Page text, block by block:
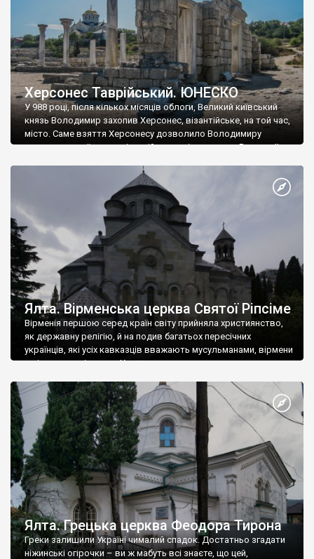
Херсонес Таврійський. ЮНЕСКО
У 988 році, після кількох місяців облоги, Великий київський
князь Володимир захопив Херсонес, візантійське, на той час,
місто. Саме взяття Херсонесу дозволило Володимиру
диктувати свої умови візантійському імператору Василю ІІ, та
Херсонесі Володимир-язичник, став Василем-християнином.
А потім було Хрещення Русі. На честь Херсонесу Таврійського
Ялта. Вірменська церква Святої Ріпсіме
Вірменія першою серед країн світу прийняла християнство,
як державну релігію, й на подив багатьох пересічних
українців, які усіх кавказців вважають мусульманами, вірмени
є відданими вірянами Христа
Ялта. Грецька церква Феодора Тирона
Греки залишили Україні чималий спадок. Достатньо згадати
ніжинські огірочки – ви ж мабуть всі знаєте, що цей,